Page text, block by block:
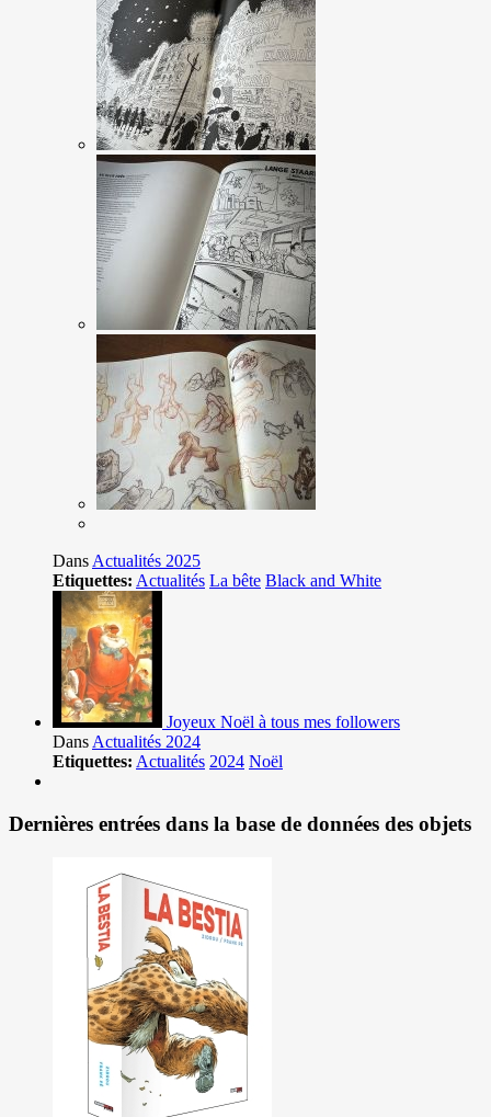
Dans Actualités 2025
Etiquettes: Actualités La bête Black and White
Joyeux Noël à tous mes followers
Dans Actualités 2024
Etiquettes: Actualités 2024 Noël
Dernières entrées dans la base de données des objets